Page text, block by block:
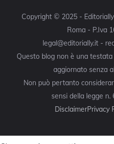
Copyright © 2025 -
Roma - P.Iva
legal@editorially.it -
Questo blog non è una
aggiornato senza
Non può pertanto
sensi della legge n.
DisclaimerPrivacy